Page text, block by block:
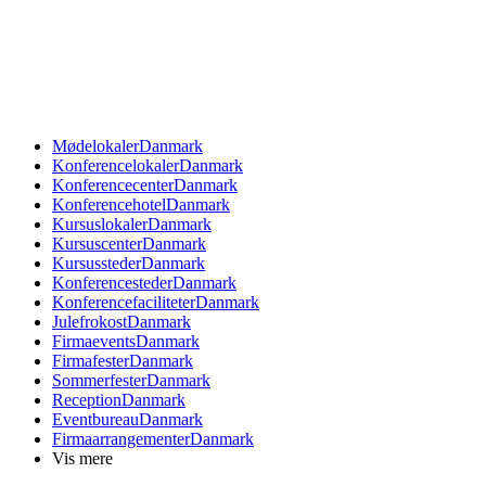
MødelokalerDanmark
KonferencelokalerDanmark
KonferencecenterDanmark
KonferencehotelDanmark
KursuslokalerDanmark
KursuscenterDanmark
KursusstederDanmark
KonferencestederDanmark
KonferencefaciliteterDanmark
JulefrokostDanmark
FirmaeventsDanmark
FirmafesterDanmark
SommerfesterDanmark
ReceptionDanmark
EventbureauDanmark
FirmaarrangementerDanmark
Vis mere